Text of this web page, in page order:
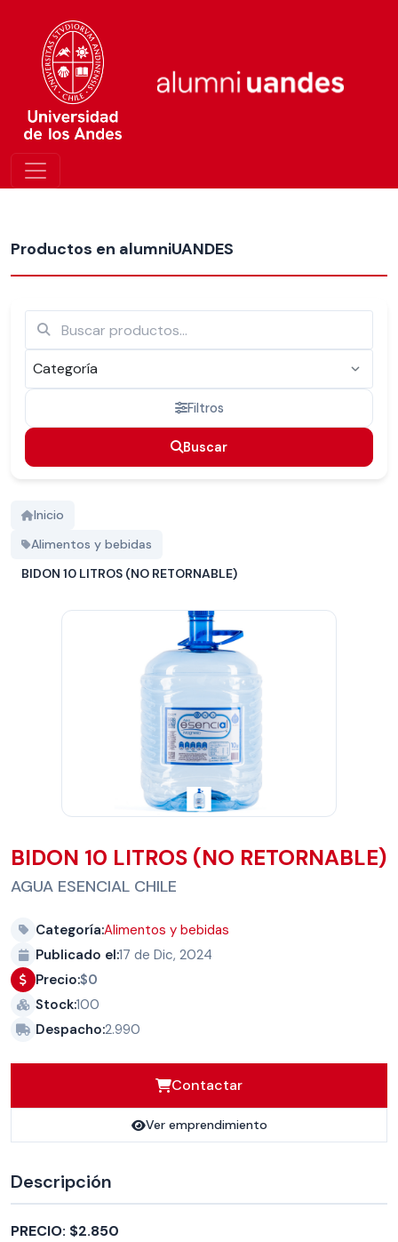
Productos en alumniUANDES
Filtros
Buscar
Inicio
Alimentos y bebidas
BIDON 10 LITROS (NO RETORNABLE)
BIDON 10 LITROS (NO RETORNABLE)
AGUA ESENCIAL CHILE
Categoría:Alimentos y bebidas
Publicado el:17 de Dic, 2024
Precio:$0
Stock:100
Despacho:2.990
Contactar
Ver emprendimiento
Descripción
PRECIO: $2.850